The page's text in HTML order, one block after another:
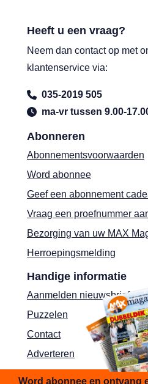
Abonneren
Abonnementsvoorwaarden
Word abonnee
Geef een abonnement
Vraag een proefnummer
Bezorging van uw MAX
Herroepingsmelding
Handige informatie
Aanmelden nieuwsbrief
Puzzelen
Contact
Adverteren
Heeft u een vraag?
Neem dan contact op met
klantenservice via:
035-2019 505
ma-vr tussen 9.00-
Word abonnee en ontvang